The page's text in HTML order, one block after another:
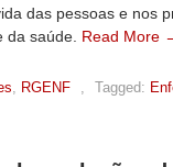
das pessoas e nos
da saúde. Read More
, RGENF , Tagged: